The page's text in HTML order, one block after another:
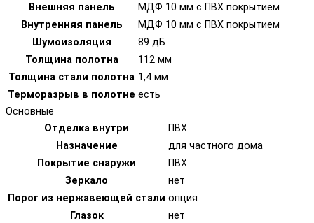
Внешняя панель
МДФ 10 мм с ПВХ покрытием
Внутренняя панель
МДФ 10 мм с ПВХ покрытием
Шумоизоляция
89 дБ
Толщина полотна
112 мм
Толщина стали полотна 1,4 мм
Терморазрыв в полотне есть
Основные
Отделка внутри
ПВХ
Назначение
для частного дома
Покрытие снаружи
ПВХ
Зеркало
нет
Порог из нержавеющей стали опция
Глазок
нет